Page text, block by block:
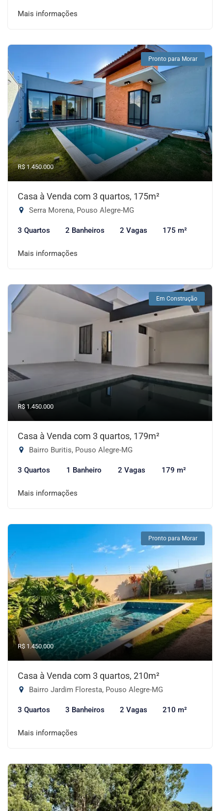
Mais informações
Pronto para Morar
R$ 1.450.000
Casa à Venda com 3 quartos, 175m²
Serra Morena, Pouso Alegre-MG
3 Quartos 2 Banheiros 2 Vagas 175 m²
Mais informações
Em Construção
R$ 1.450.000
Casa à Venda com 3 quartos, 179m²
Bairro Buritis, Pouso Alegre-MG
3 Quartos 1 Banheiro 2 Vagas 179 m²
Mais informações
Pronto para Morar
R$ 1.450.000
Casa à Venda com 3 quartos, 210m²
Bairro Jardim Floresta, Pouso Alegre-MG
3 Quartos 3 Banheiros 2 Vagas 210 m²
Mais informações